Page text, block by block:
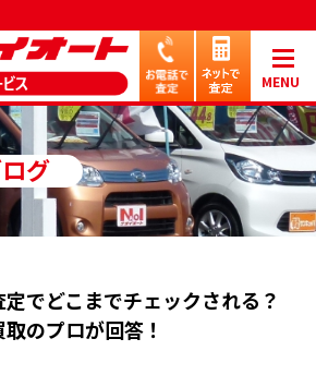
MENU
グ
でどこまでチェックされる？
のプロが回答！